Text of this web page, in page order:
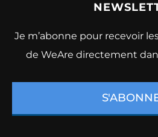
Je m’abonne pour recevoir
de WeAre directement